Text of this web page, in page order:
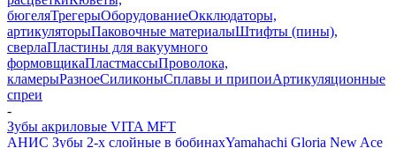
бюгеляТрегерыОборудованиеОкклюдаторы,
артикуляторыПаковочные материалыШтифты (пины),
сверлаПластины для вакуумного
формовщикаПластмассыПроволока,
кламерыРазноеСиликоныСплавы и припоиАртикуляционные
спреи
-
Зубы акриловые VITA MFT
АНИС Зубы 2-х слойные в бобинахYamahachi Gloria New Ace